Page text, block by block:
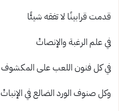
قدمت قرابينًا لا تفقه شيئًا
في علم الرغبة والإنصاتْ
في كل فنون اللعب على المكشوف
وكل صنوف الورد الضالع في الإنباتْ